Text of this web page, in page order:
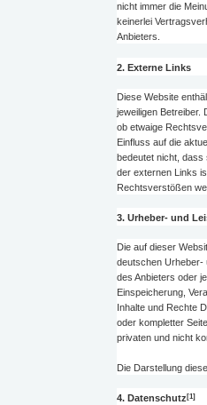
nicht immer die
keinerlei
Anbieters.
2. Externe Links
Diese Website
jeweiligen Betreiber.
ob etwaige
Einfluss auf die
bedeutet nicht, dass
der externen Links
Rechtsverstößen
3. Urheber- und
Die auf dieser
deutschen Urheber-
des Anbieters oder
Einspeicherung,
Inhalte und Rechte
oder kompletter
privaten und nicht
Die Darstellung
4. Datenschutz[1]